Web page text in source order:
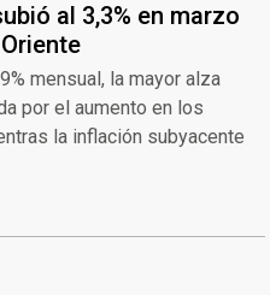
al 3,3% en marzo
mensual, la mayor alza
por el aumento en los
la inflación subyacente